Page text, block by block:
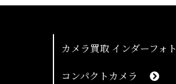
カメラ買取 インダーフォト
コンパクトカメラ